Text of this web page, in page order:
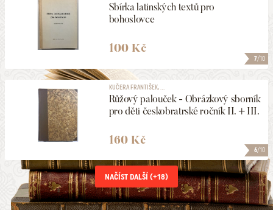
7/10
Sbírka latinských textů pro
bohoslovce
100 Kč
6/10
KUČERA FRANTIŠEK, ...
Růžový palouček - Obrázkový sborník
pro děti českobratrské ročník II. + III.
160 Kč
NAČÍST DALŠÍ (+18)